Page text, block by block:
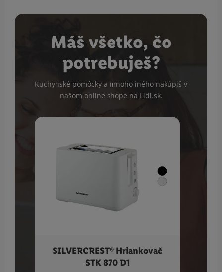
Máš všetko, čo
potrebuješ?
Kuchynské pomôcky a mnoho iného nakúpiš v
našom online shope na Lidl.sk.
SILVERCREST® Hriankovač
STK 870 D1